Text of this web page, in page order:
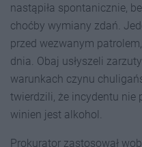
nastąpiła spontanicznie,
choćby wymiany zdań.
przed wezwanym
dnia. Obaj usłyszeli
warunkach czynu
twierdzili, że incydentu nie
winien jest alkohol.
Prokurator zastosował